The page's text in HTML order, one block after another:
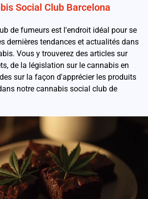
Social Club Barcelona
de fumeurs est l'endroit idéal pour se
dernières tendances et actualités dans
Vous y trouverez des articles sur
de la législation sur le cannabis en
sur la façon d'apprécier les produits
notre cannabis social club de